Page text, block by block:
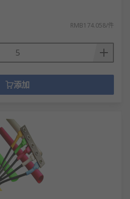
RMB174.058/件
添加